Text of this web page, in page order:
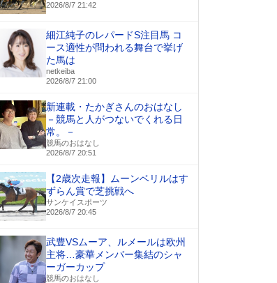
2026/8/7 21:42
細江純子のレパードS注目馬 コ
ース適性が問われる舞台で挙げ
た馬は
netkeiba
2026/8/7 21:00
新連載・たかぎさんのおはなし
－競馬と人がつないでくれる日
常。－
競馬のおはなし
2026/8/7 20:51
【2歳次走報】ムーンベリルはす
ずらん賞で芝挑戦へ
サンケイスポーツ
2026/8/7 20:45
武豊VSムーア、ルメールは欧州
主将…豪華メンバー集結のシャ
ーガーカップ
競馬のおはなし